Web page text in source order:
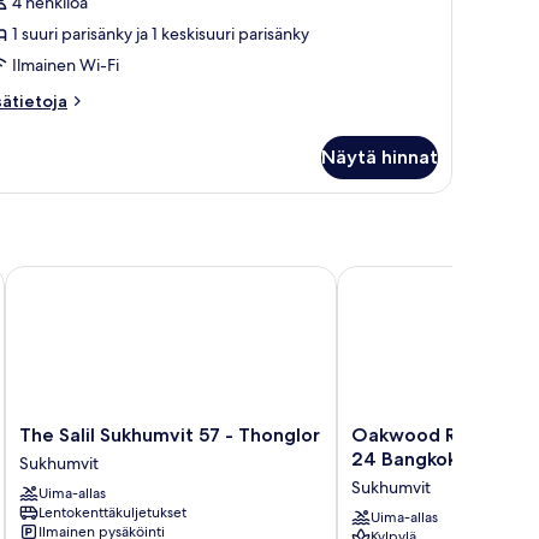
1 suuri parisänky ja 1 keskisuuri parisänky
Ilmainen Wi-Fi
Näytä hinnat
The
Salil
Sukhumvit
57
-
The Salil Sukhumvit 57 - Thonglor
Sukhumvit
Uima-allas
Lentokenttäkuljetukset
Ilmainen pysäköinti
The Salil Sukhumvit 57 - Thonglor
Oakwood
Residence
Sukhumvit
24
Bangkok
Oakwood
24 Bangkok
Sukhumvit
Uima-allas
Oakwood Residence